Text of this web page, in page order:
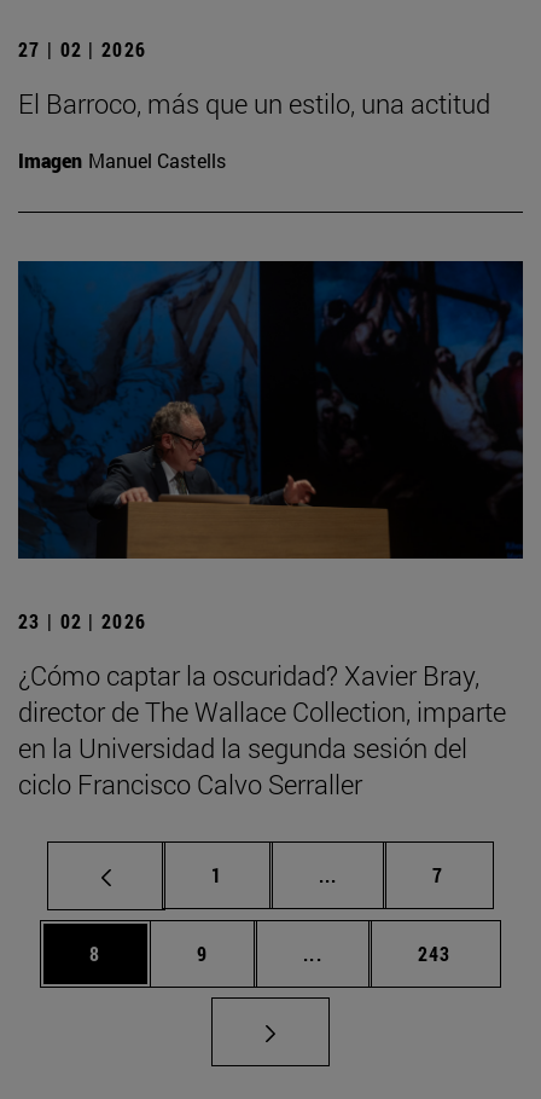
27 | 02 | 2026
El Barroco, más que un estilo, una actitud
Imagen Manuel Castells
23 | 02 | 2026
¿Cómo captar la oscuridad? Xavier Bray,
director de The Wallace Collection, imparte
en la Universidad la segunda sesión del
ciclo Francisco Calvo Serraller
Página
1 ... Páginas intermedias
Página
7
Página
8 Página
9 ... Páginas intermedias
Página
243